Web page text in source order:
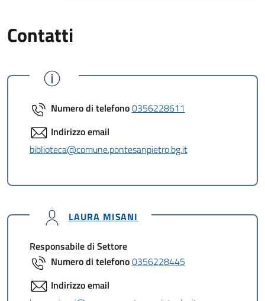
Contatti
Numero di telefono0356228611
Indirizzo email
biblioteca@comune.pontesanpietro.bg.it
LAURA MISANI
Responsabile di Settore
Numero di telefono0356228445
Indirizzo email